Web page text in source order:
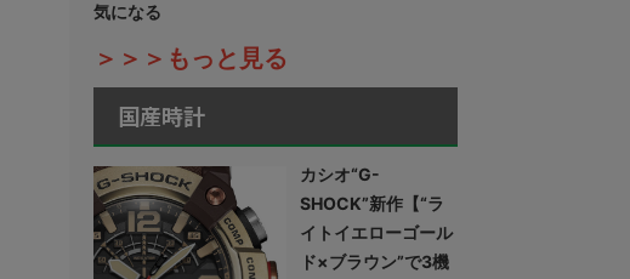
気になる
＞＞＞もっと見る
国産時計
カシオ“G-
SHOCK”新作【“ラ
イトイエローゴール
ド×ブラウン”で3機